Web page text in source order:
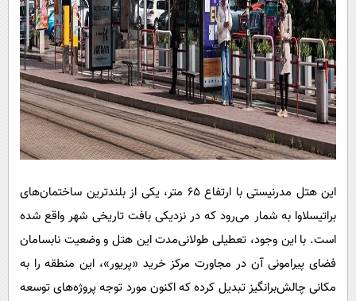
این هتل مدرنیستی با ارتفاع ۶۵ متر، یکی از بلندترین ساختمان‌های
براتیسلاوا به شمار می‌رود که در نزدیکی بافت تاریخی شهر واقع شده
است. با این وجود، تعطیلی طولانی‌مدت این هتل و وضعیت نابسامان
فضای پیرامونی آن در مجاورت مرکز خرید «پریور»، این منطقه را به
مکانی چالش‌برانگیز تبدیل کرده که اکنون مورد توجه پروژه‌های توسعه